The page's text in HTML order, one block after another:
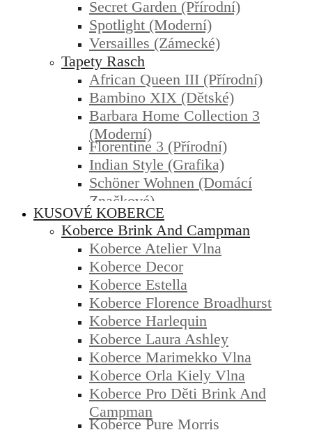
Secret Garden (přírodní)
Spotlight (moderní)
Versailles (zámecké)
Tapety Rasch
African Queen III (přírodní)
Bambino XIX (dětské)
Barbara Home Collection 3
(moderní)
Florentine 3 (přírodní)
Indian Style (grafika)
Schöner Wohnen (domácí
Značkové)
KUSOVÉ KOBERCE
Koberce Brink And Campman
Koberce Atelier Vlna
Koberce Decor
Koberce Estella
Koberce Florence Broadhurst
Koberce Harlequin
Koberce Laura Ashley
Koberce Marimekko Vlna
Koberce Orla Kiely Vlna
Koberce Pro Děti Brink And
Campman
Koberce Pure Morris